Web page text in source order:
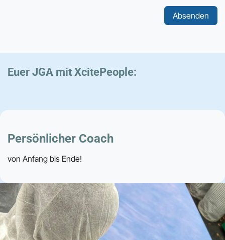
Absenden
Euer JGA mit XcitePeople:
Persönlicher Coach
von Anfang bis Ende!